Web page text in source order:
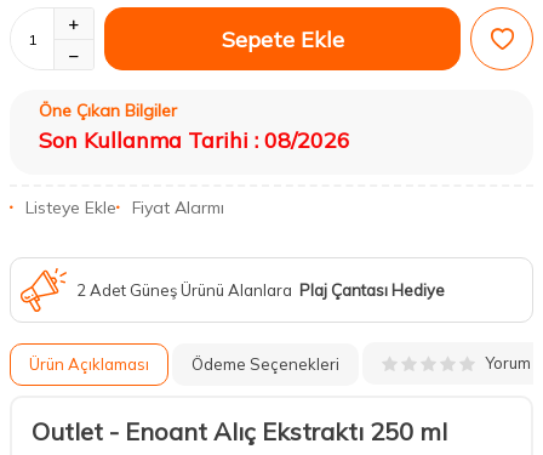
Sepete Ekle
Öne Çıkan Bilgiler
Son Kullanma Tarihi : 08/2026
Listeye Ekle Fiyat Alarmı
2 Adet Güneş Ürünü Alanlara Plaj Çantası Hediye
Ürün Açıklaması Ödeme Seçenekleri Yorum
Outlet - Enoant Alıç Ekstraktı 250 ml